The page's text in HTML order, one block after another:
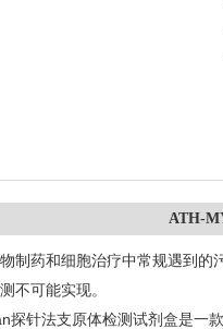
ATH-
制药和细胞治疗中常规遇到的
不可能实现。
探针法支原体检测试剂盒是一